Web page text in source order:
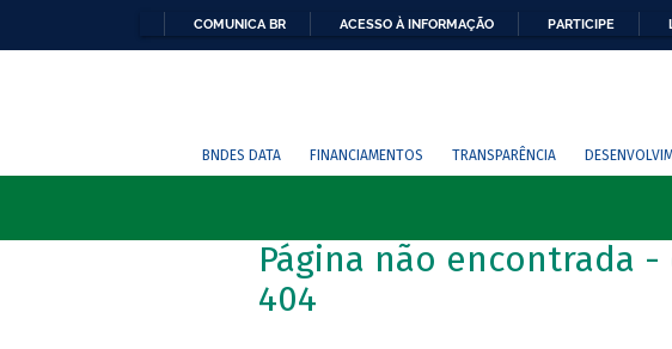
COMUNICA BR ACESSO À INFORMAÇÃO PARTICIPE
BNDES DATA FINANCIAMENTOS TRANSPARÊNCIA
Página não encontrada -
404